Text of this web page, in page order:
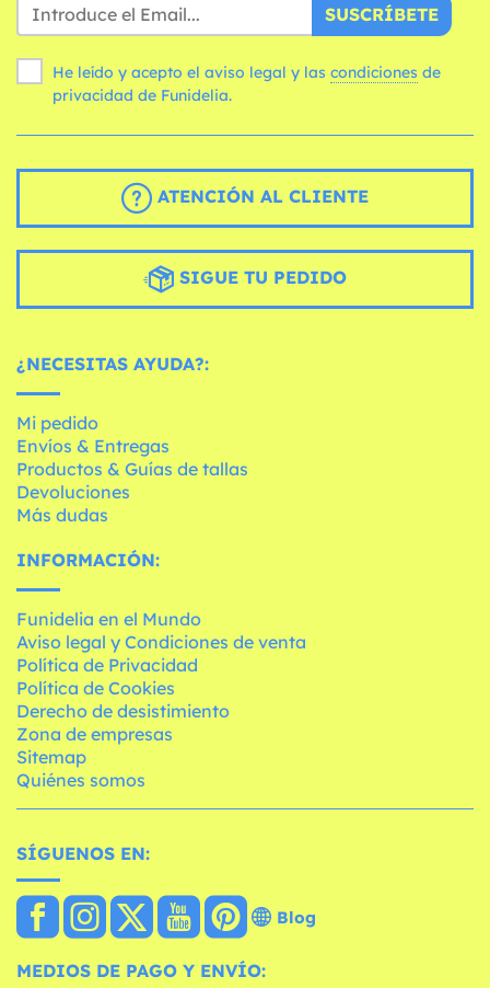
SUSCRÍBETE
He leído y acepto el aviso legal y las condiciones
privacidad de Funidelia.
ATENCIÓN AL CLIENTE
SIGUE TU PEDIDO
¿NECESITAS AYUDA?:
Mi pedido
Envíos & Entregas
Productos & Guías de tallas
Devoluciones
Más dudas
INFORMACIÓN:
Funidelia en el Mundo
Aviso legal y Condiciones de venta
Política de Privacidad
Política de Cookies
Derecho de desistimiento
Zona de empresas
Sitemap
Quiénes somos
SÍGUENOS EN:
Blog
MEDIOS DE PAGO Y ENVÍO: